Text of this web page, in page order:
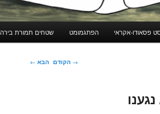
פסאודו-אקראי הפתגמומט שטחים תמורת בירה
ניווט
→ הקודם הבא ←